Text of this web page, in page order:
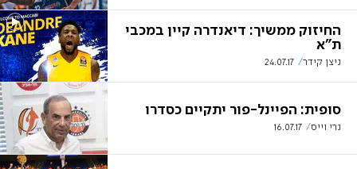
החיזוק ממשיך: דיאנדרה קיין במכבי
ת"א
ניצן קידר 24.07.17
סופית: הפיינל-פור יתקיים כסדרו
נרי וייס 16.07.17